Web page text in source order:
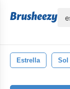
Estrella Sol